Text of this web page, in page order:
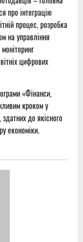
про інтеграцію
процес, розробка
на управління
цифрових
«Фінанси,
кроком у
до якісного
економіки.